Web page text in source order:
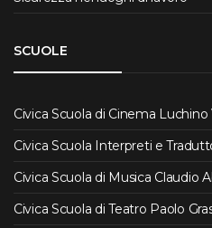
SCUOLE
Civica Scuola di Cinema Luchino
Civica Scuola Interpreti e
Civica Scuola di Musica Claudio
Civica Scuola di Teatro Paolo